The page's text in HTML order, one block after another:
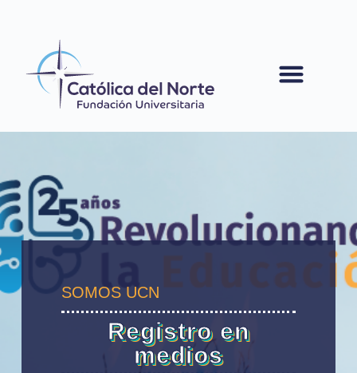
SOMOS UCN
Registro en
medios